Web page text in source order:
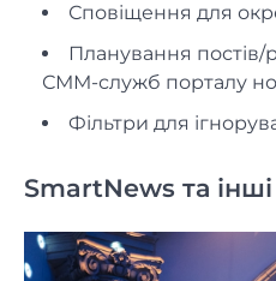
Сповіщення для
Планування постів/
СММ-служб порталу
Фільтри для
SmartNews та